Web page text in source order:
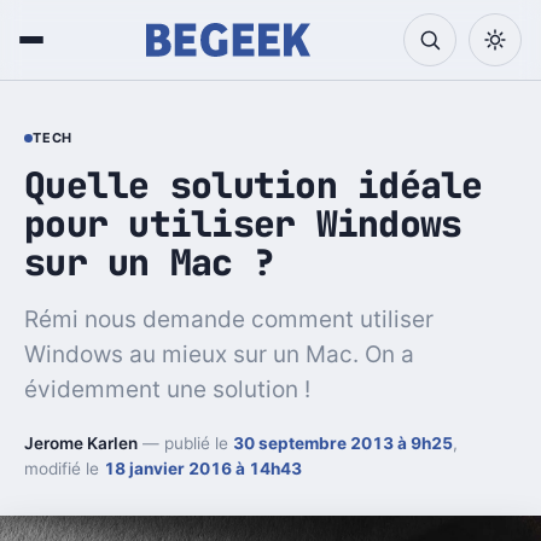
TECH
Quelle solution idéale
pour utiliser Windows
sur un Mac ?
Rémi nous demande comment utiliser
Windows au mieux sur un Mac. On a
évidemment une solution !
Jerome Karlen — publié le 30 septembre 2013 à 9h25,
modifié le 18 janvier 2016 à 14h43